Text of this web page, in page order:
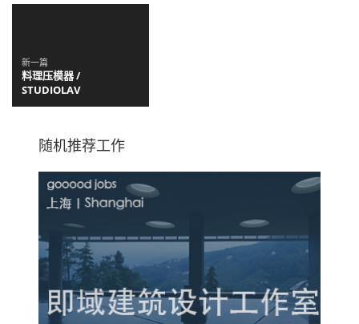
新一篇
料理压模器 /
STUDIOLAV
随机推荐工作